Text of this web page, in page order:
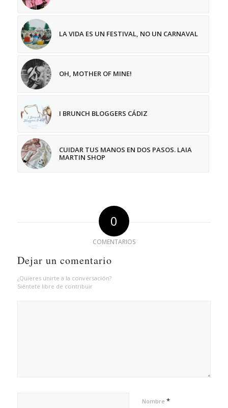
LA VIDA ES UN FESTIVAL, NO UN CARNAVAL
OH, MOTHER OF MINE!
I BRUNCH BLOGGERS CÁDIZ
CUIDAR TUS MANOS EN DOS PASOS. LAIA
MARTIN SHOP
0
COMENTARIOS
Dejar un comentario
¿Quieres unirte a la conversación?
Siéntete libre de contribuir
Nombre *